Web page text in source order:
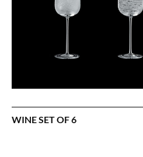
WINE SET OF 6